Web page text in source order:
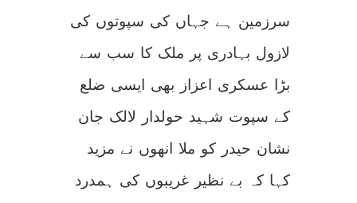
سرزمین ہے جہاں کی سپوتوں کی
لازول بہادری پر ملک کا سب سے
بڑا عسکری اعزاز بھی ایسی ضلع
کے سپوت شہید حولدار لالک جان
نشان حیدر کو ملا انھوں نے مزید
کہا کہ بے نظیر غریبوں کی ہمدرد